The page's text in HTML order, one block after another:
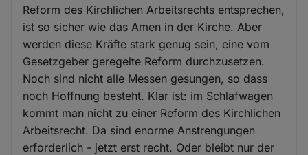
Reform des Kirchlichen Arbeitsrechts entsprechen,
ist so sicher wie das Amen in der Kirche. Aber
werden diese Kräfte stark genug sein, eine vom
Gesetzgeber geregelte Reform durchzusetzen.
Noch sind nicht alle Messen gesungen, so dass
noch Hoffnung besteht. Klar ist: im Schlafwagen
kommt man nicht zu einer Reform des Kirchlichen
Arbeitsrecht. Da sind enorme Anstrengungen
erforderlich - jetzt erst recht. Oder bleibt nur der